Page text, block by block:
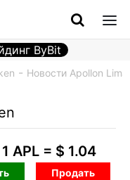
ByBit
Новости Apollon
1 APL = $ 1.04
Продать